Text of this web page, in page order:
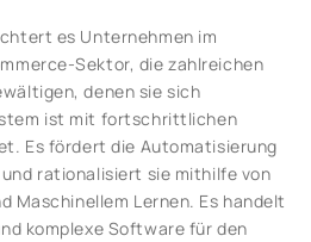
es Unternehmen im
Sektor, die zahlreichen
denen sie sich
ist mit fortschrittlichen
Es fördert die Automatisierung
rationalisiert sie mithilfe von
Maschinellem Lernen. Es handelt
komplexe Software für den